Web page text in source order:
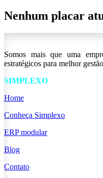
Nenhum placar
Somos mais que uma
estratégicos para melhor
SIMPLEXO
Home
Conheça Simplexo
ERP modular
Blog
Contato